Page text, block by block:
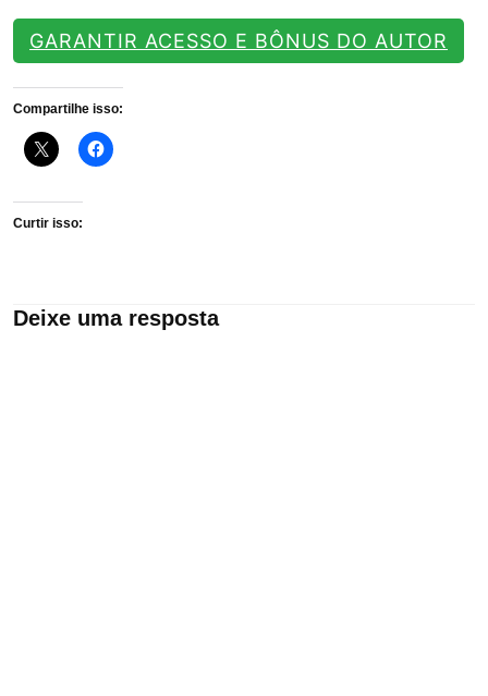
GARANTIR ACESSO E BÔNUS DO AUTOR
Compartilhe isso:
Curtir isso:
Deixe uma resposta